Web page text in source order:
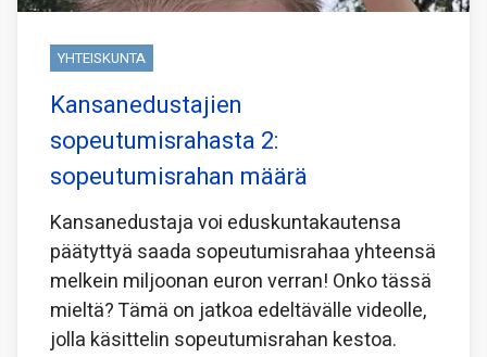
YHTEISKUNTA
Kansanedustajien
sopeutumisrahasta 2:
sopeutumisrahan määrä
Kansanedustaja voi eduskuntakautensa
päätyttyä saada sopeutumisrahaa yhteensä
melkein miljoonan euron verran! Onko tässä
mieltä? Tämä on jatkoa edeltävälle videolle,
jolla käsittelin sopeutumisrahan kestoa.